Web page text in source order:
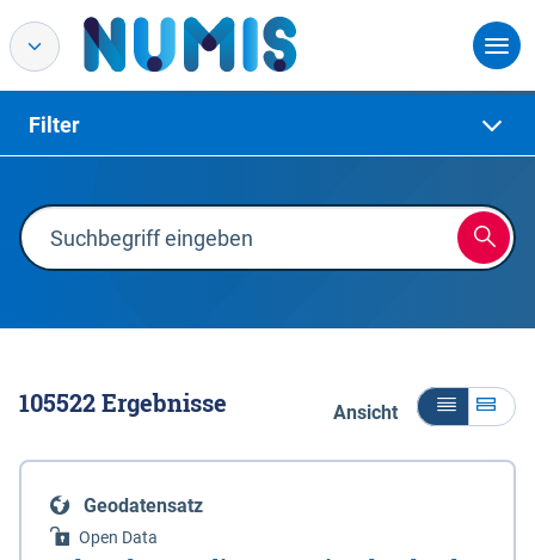
Filter
105522Ergebnisse Ansicht
Geodatensatz
Open Data